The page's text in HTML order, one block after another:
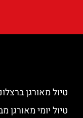
טיול מאורגן
טיול יומי מאורגן